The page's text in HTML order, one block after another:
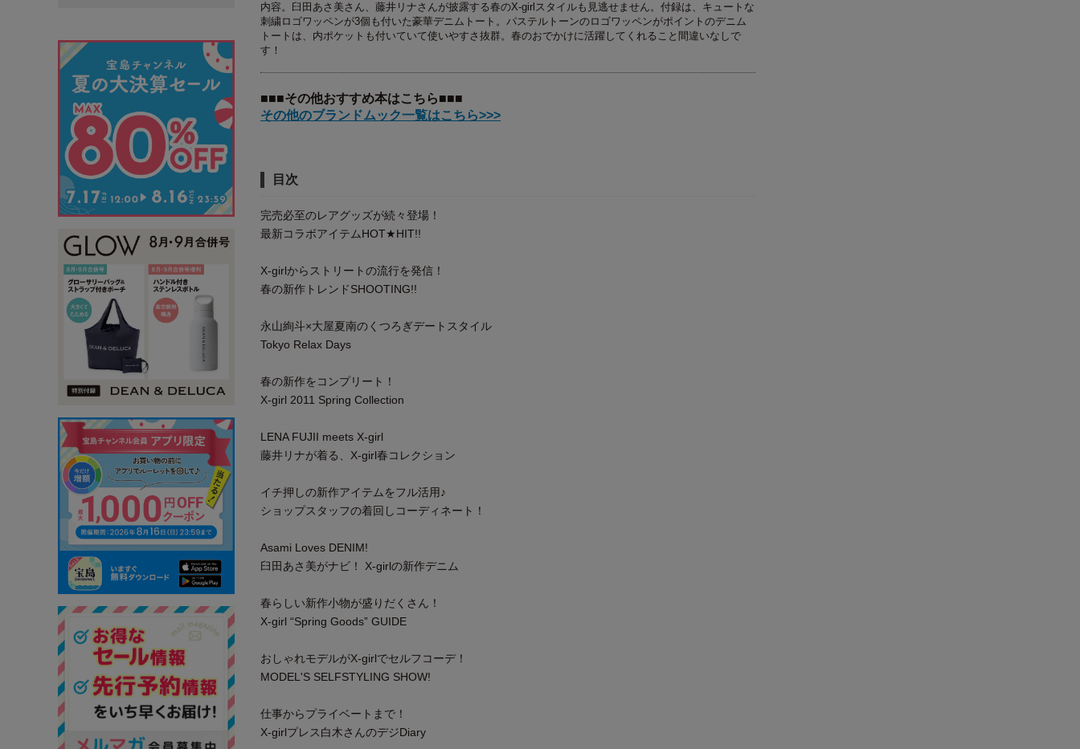
内容。臼田あさ美さん、藤井リナさんが披露する春のX-girlスタイルも見逃せません。付録は、キュートな
刺繍ロゴワッペンが3個も付いた豪華デニムトート。パステルトーンのロゴワッペンがポイントのデニム
トートは、内ポケットも付いていて使いやすさ抜群。春のおでかけに活躍してくれること間違いなしで
す！
■■■その他おすすめ本はこちら■■■
その他のブランドムック一覧はこちら>>>
目次
完売必至のレアグッズが続々登場！
最新コラボアイテムHOT★HIT!!
X-girlからストリートの流行を発信！
春の新作トレンドSHOOTING!!
永山絢斗×大屋夏南のくつろぎデートスタイル
Tokyo Relax Days
春の新作をコンプリート！
X-girl 2011 Spring Collection
LENA FUJII meets X-girl
藤井リナが着る、X-girl春コレクション
イチ押しの新作アイテムをフル活用♪
ショップスタッフの着回しコーディネート！
Asami Loves DENIM!
臼田あさ美がナビ！ X-girlの新作デニム
春らしい新作小物が盛りだくさん！
X-girl “Spring Goods” GUIDE
おしゃれモデルがX-girlでセルフコーデ！
MODEL'S SELFSTYLING SHOW!
仕事からプライベートまで！
X-girlプレス白木さんのデジDiary